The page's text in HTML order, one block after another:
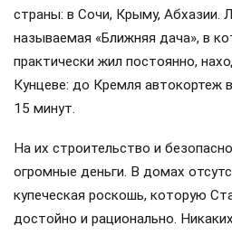
страны: в Сочи, Крыму, Абхазии.
называемая «Ближняя дача», в
практически жил постоянно,
Кунцеве: до Кремля автокортеж
15 минут.
На их строительство и
огромные деньги. В домах
купеческая роскошь, которую
достойно и рационально.